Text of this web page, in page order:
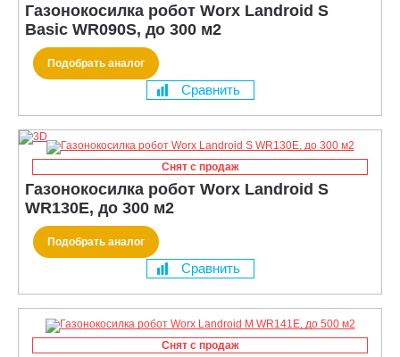
Газонокосилка робот Worx Landroid S
Basic WR090S, до 300 м2
Подобрать аналог
Сравнить
Снят с продаж
Газонокосилка робот Worx Landroid S
WR130E, до 300 м2
Подобрать аналог
Сравнить
Снят с продаж